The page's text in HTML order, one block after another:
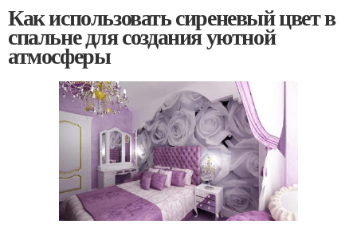
Как использовать сиреневый цвет в
спальне для создания уютной
атмосферы